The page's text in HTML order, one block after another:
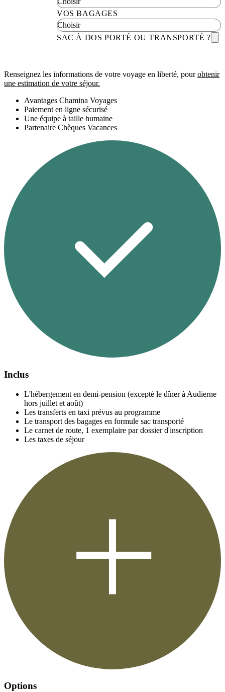
VOS BAGAGES
SAC À DOS PORTÉ OU TRANSPORTÉ ?
Renseignez les informations de votre voyage en liberté, pourobtenir
une estimation de votre séjour.
Avantages Chamina Voyages
Paiement en ligne sécurisé
Une équipe à taille humaine
Partenaire Chèques Vacances
Inclus
L'hébergement en demi-pension (excepté le dîner à Audierne
hors juillet et août)
Les transferts en taxi prévus au programme
Le transport des bagages en formule sac transporté
Le carnet de route, 1 exemplaire par dossier d'inscription
Les taxes de séjour
Options